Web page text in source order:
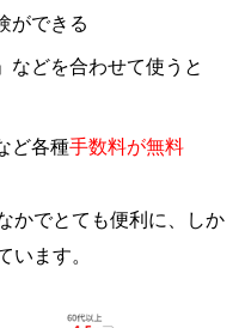
ができる
」などを合わせて使うと
ど各種手数料が無料
かでとても便利に、しか
います。